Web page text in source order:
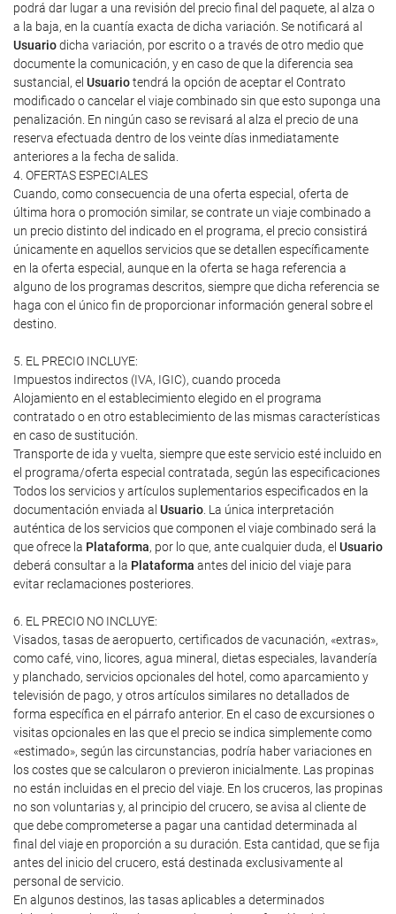
podrá dar lugar a una revisión del precio final del paquete, al alza o
a la baja, en la cuantía exacta de dicha variación. Se notificará al
Usuariodicha variación, por escrito o a través de otro medio que
documente la comunicación, y en caso de que la diferencia sea
sustancial, el Usuariotendrá la opción de aceptar el Contrato
modificado o cancelar el viaje combinado sin que esto suponga una
penalización. En ningún caso se revisará al alza el precio de una
reserva efectuada dentro de los veinte días inmediatamente
anteriores a la fecha de salida.
4. OFERTAS ESPECIALES
Cuando, como consecuencia de una oferta especial, oferta de
última hora o promoción similar, se contrate un viaje combinado a
un precio distinto del indicado en el programa, el precio consistirá
únicamente en aquellos servicios que se detallen específicamente
en la oferta especial, aunque en la oferta se haga referencia a
alguno de los programas descritos, siempre que dicha referencia se
haga con el único fin de proporcionar información general sobre el
destino.
5. EL PRECIO INCLUYE:
Impuestos indirectos (IVA, IGIC), cuando proceda
Alojamiento en el establecimiento elegido en el programa
contratado o en otro establecimiento de las mismas características
en caso de sustitución.
Transporte de ida y vuelta, siempre que este servicio esté incluido en
el programa/oferta especial contratada, según las especificaciones
Todos los servicios y artículos suplementarios especificados en la
documentación enviada al Usuario. La única interpretación
auténtica de los servicios que componen el viaje combinado será la
que ofrece la Plataforma, por lo que, ante cualquier duda, el Usuario
deberá consultar a la Plataforma antes del inicio del viaje para
evitar reclamaciones posteriores.
6. EL PRECIO NO INCLUYE:
Visados, tasas de aeropuerto, certificados de vacunación, «extras»,
como café, vino, licores, agua mineral, dietas especiales, lavandería
y planchado, servicios opcionales del hotel, como aparcamiento y
televisión de pago, y otros artículos similares no detallados de
forma específica en el párrafo anterior. En el caso de excursiones o
visitas opcionales en las que el precio se indica simplemente como
«estimado», según las circunstancias, podría haber variaciones en
los costes que se calcularon o previeron inicialmente. Las propinas
no están incluidas en el precio del viaje. En los cruceros, las propinas
no son voluntarias y, al principio del crucero, se avisa al cliente de
que debe comprometerse a pagar una cantidad determinada al
final del viaje en proporción a su duración. Esta cantidad, que se fija
antes del inicio del crucero, está destinada exclusivamente al
personal de servicio.
En algunos destinos, las tasas aplicables a determinados